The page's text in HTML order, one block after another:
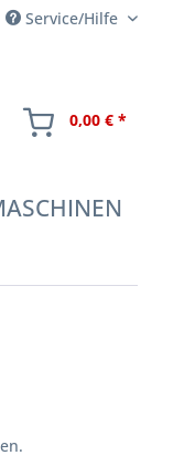
Service/Hilfe
0,00 € *